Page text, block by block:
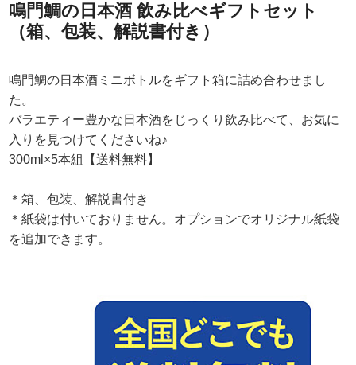
鳴門鯛の日本酒 飲み比べギフトセット
（箱、包装、解説書付き）
鳴門鯛の日本酒ミニボトルをギフト箱に詰め合わせまし
た。
バラエティー豊かな日本酒をじっくり飲み比べて、お気に
入りを見つけてくださいね♪
300ml×5本組【送料無料】
＊箱、包装、解説書付き
＊紙袋は付いておりません。オプションでオリジナル紙袋
を追加できます。